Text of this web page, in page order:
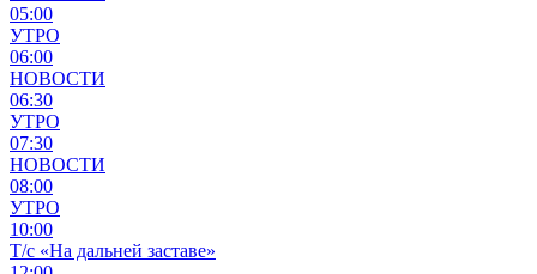
05:00
УТРО
06:00
НОВОСТИ
06:30
УТРО
07:30
НОВОСТИ
08:00
УТРО
10:00
Т/с «На дальней заставе»